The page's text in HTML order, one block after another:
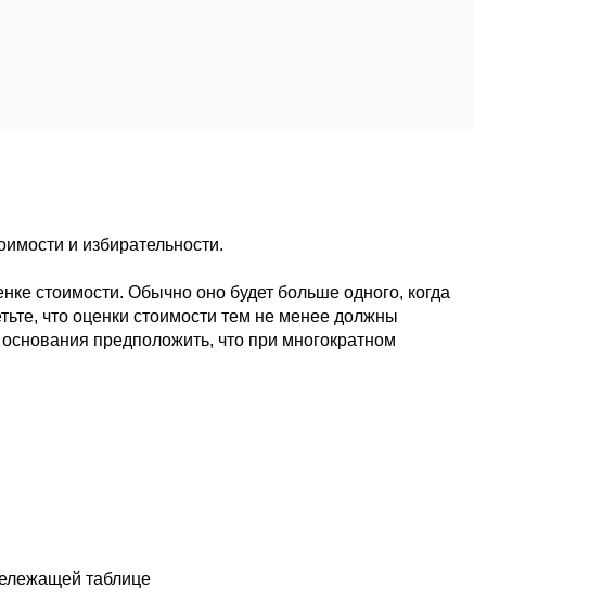
и избирательности.
стоимости. Обычно оно будет больше одного, когда
что оценки стоимости тем не менее должны
предположить, что при многократном
таблице